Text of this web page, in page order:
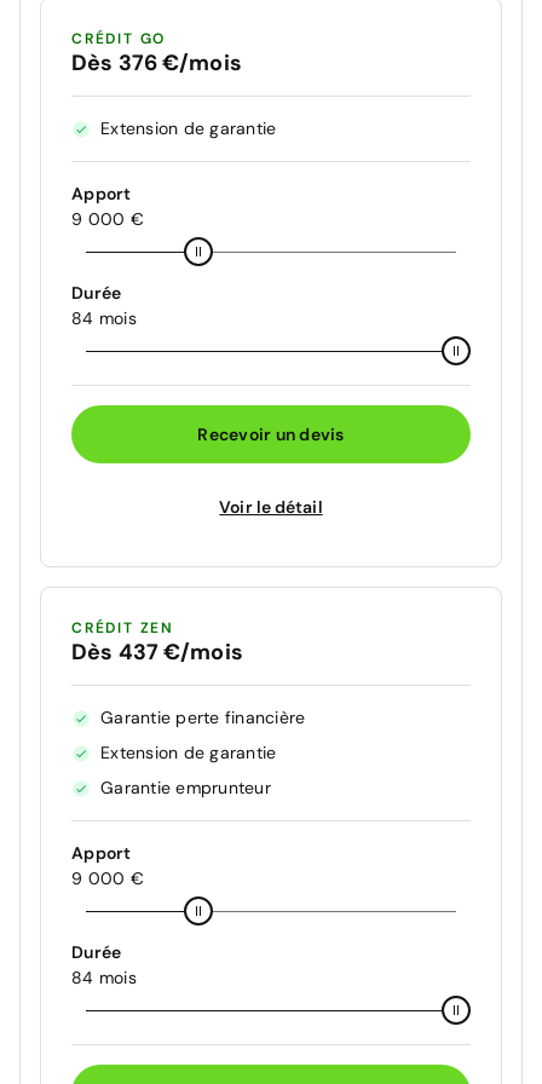
CRÉDIT GO
Dès 376 €/mois
Extension de garantie
Apport
9 000 €
Durée
84 mois
Recevoir un devis
Voir le détail
CRÉDIT ZEN
Dès 437 €/mois
Garantie perte financière
Extension de garantie
Garantie emprunteur
Apport
9 000 €
Durée
84 mois